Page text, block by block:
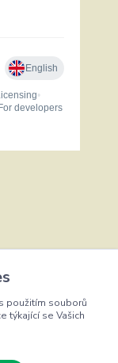
s použitím souborů
týkající se Vašich